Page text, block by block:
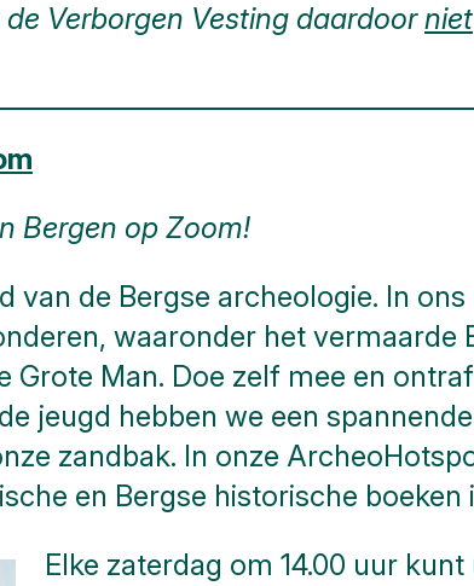
Verborgen Vesting daardoorniet
Bergen op Zoom!
van de Bergse archeologie. In
waaronder het vermaarde
Man. Doe zelf mee en
jeugd hebben we een
zandbak. In onze
en Bergse historische boeken
Elke zaterdag om 14.00 uur